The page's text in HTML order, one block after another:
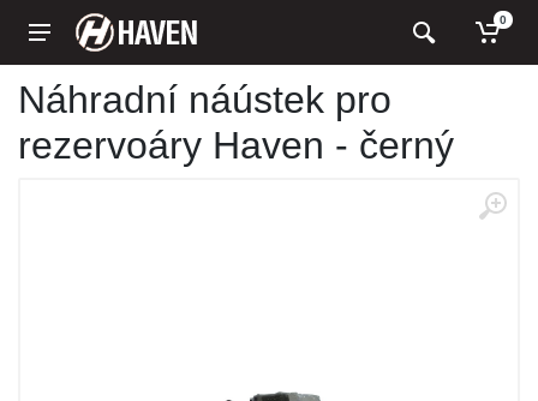
0
Náhradní náústek pro
rezervoáry Haven - černý